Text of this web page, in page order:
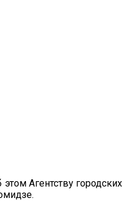
Агентству городских